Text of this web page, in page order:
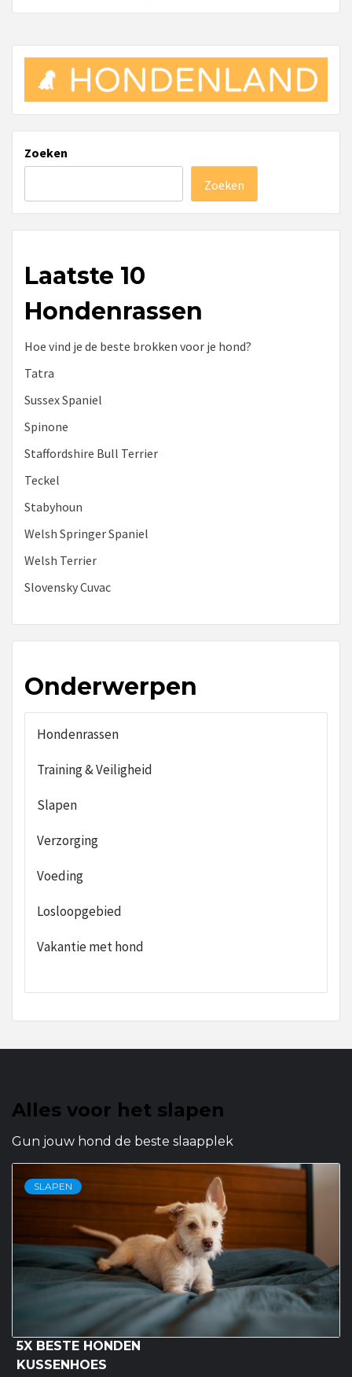
Zoeken
Zoeken
Laatste 10
Hondenrassen
Hoe vind je de beste brokken voor je hond?
Tatra
Sussex Spaniel
Spinone
Staffordshire Bull Terrier
Teckel
Stabyhoun
Welsh Springer Spaniel
Welsh Terrier
Slovensky Cuvac
Onderwerpen
Hondenrassen
Training & Veiligheid
Slapen
Verzorging
Voeding
Losloopgebied
Vakantie met hond
Alles voor het slapen
Gun jouw hond de beste slaapplek
SLAPEN
5X BESTE HONDEN
KUSSENHOES